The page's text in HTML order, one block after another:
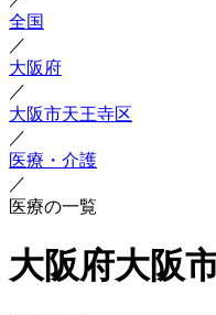
全国
／
大阪府
／
大阪市天王寺区
／
医療・介護
／
医療の一覧
大阪府大阪